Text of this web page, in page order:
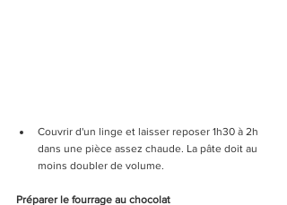
Couvrir d'un linge et laisser reposer 1h30 à 2h
dans une pièce assez chaude. La pâte doit au
moins doubler de volume.
Préparer le fourrage au chocolat